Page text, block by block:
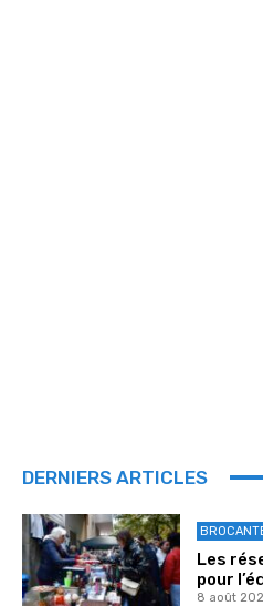
DERNIERS ARTICLES
Les
pour
8 août